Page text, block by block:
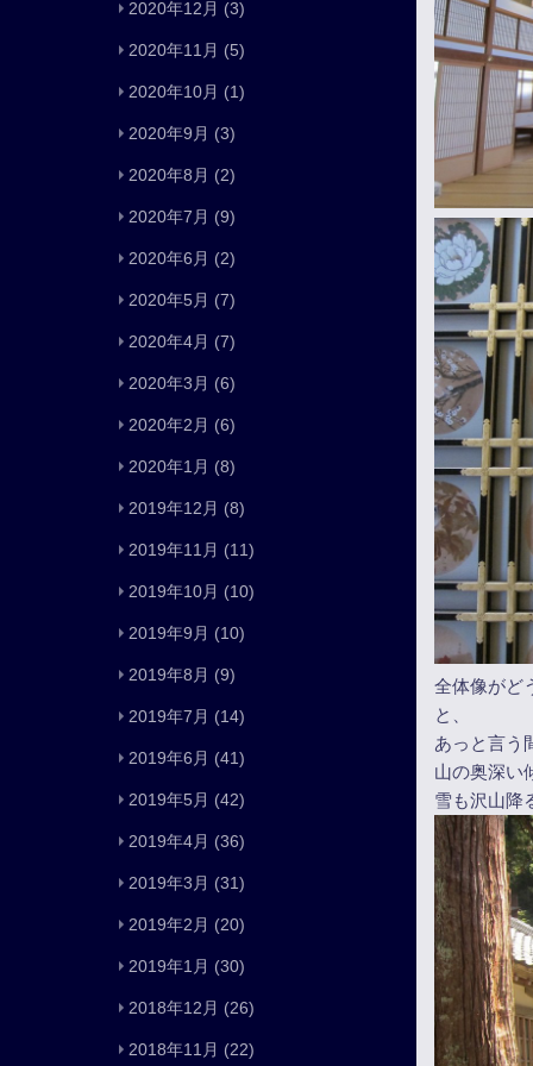
全体像がど
と、
あっと言う
山の奥深い
雪も沢山降
2020年12月 (3)
2020年11月 (5)
2020年10月 (1)
2020年9月 (3)
2020年8月 (2)
2020年7月 (9)
2020年6月 (2)
2020年5月 (7)
2020年4月 (7)
2020年3月 (6)
2020年2月 (6)
2020年1月 (8)
2019年12月 (8)
2019年11月 (11)
2019年10月 (10)
2019年9月 (10)
2019年8月 (9)
2019年7月 (14)
2019年6月 (41)
2019年5月 (42)
2019年4月 (36)
2019年3月 (31)
2019年2月 (20)
2019年1月 (30)
2018年12月 (26)
2018年11月 (22)